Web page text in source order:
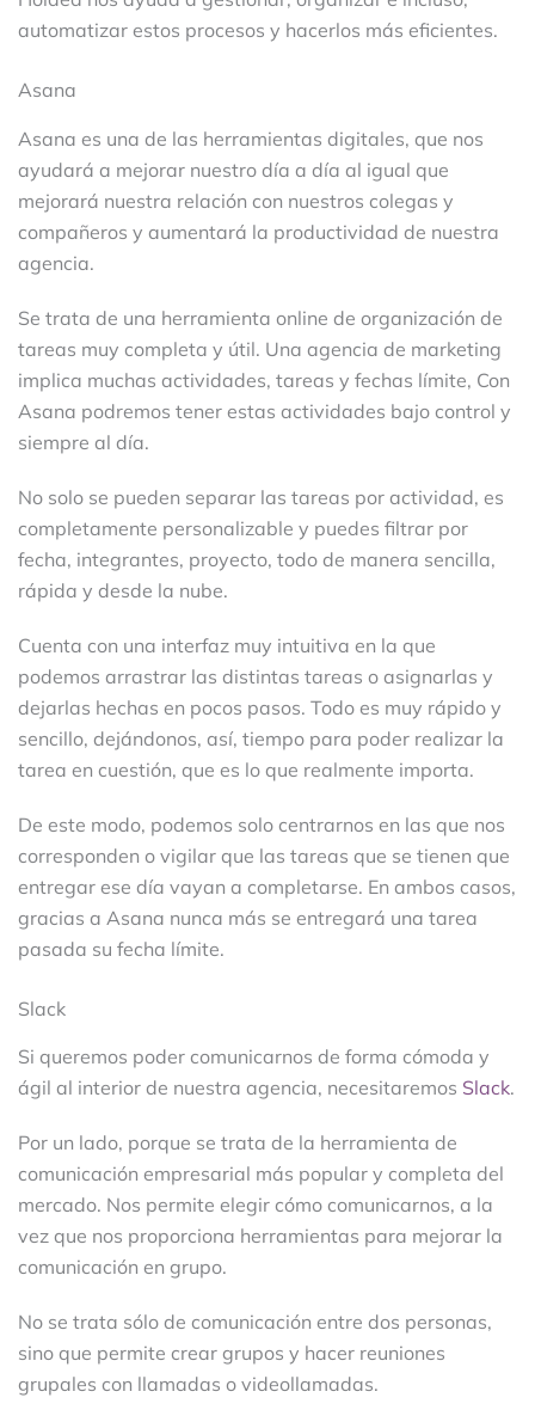
automatizar estos procesos y hacerlos más eficientes.
Asana
Asana es una de las herramientas digitales, que nos
ayudará a mejorar nuestro día a día al igual que
mejorará nuestra relación con nuestros colegas y
compañeros y aumentará la productividad de nuestra
agencia.
Se trata de una herramienta online de organización de
tareas muy completa y útil. Una agencia de marketing
implica muchas actividades, tareas y fechas límite, Con
Asana podremos tener estas actividades bajo control y
siempre al día.
No solo se pueden separar las tareas por actividad, es
completamente personalizable y puedes filtrar por
fecha, integrantes, proyecto, todo de manera sencilla,
rápida y desde la nube.
Cuenta con una interfaz muy intuitiva en la que
podemos arrastrar las distintas tareas o asignarlas y
dejarlas hechas en pocos pasos. Todo es muy rápido y
sencillo, dejándonos, así, tiempo para poder realizar la
tarea en cuestión, que es lo que realmente importa.
De este modo, podemos solo centrarnos en las que nos
corresponden o vigilar que las tareas que se tienen que
entregar ese día vayan a completarse. En ambos casos,
gracias a Asana nunca más se entregará una tarea
pasada su fecha límite.
Slack
Si queremos poder comunicarnos de forma cómoda y
ágil al interior de nuestra agencia, necesitaremos Slack.
Por un lado, porque se trata de la herramienta de
comunicación empresarial más popular y completa del
mercado. Nos permite elegir cómo comunicarnos, a la
vez que nos proporciona herramientas para mejorar la
comunicación en grupo.
No se trata sólo de comunicación entre dos personas,
sino que permite crear grupos y hacer reuniones
grupales con llamadas o videollamadas.